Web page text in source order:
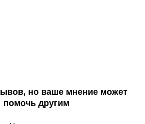
но ваше мнение может
помочь другим